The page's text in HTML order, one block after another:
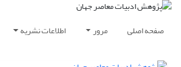
صفحه اصلی مرور اطلاعات نشریه